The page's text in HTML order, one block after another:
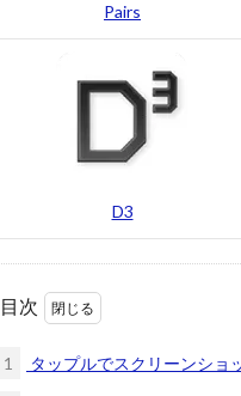
Pairs
D3
目次
1 タップルでスクリーンショ